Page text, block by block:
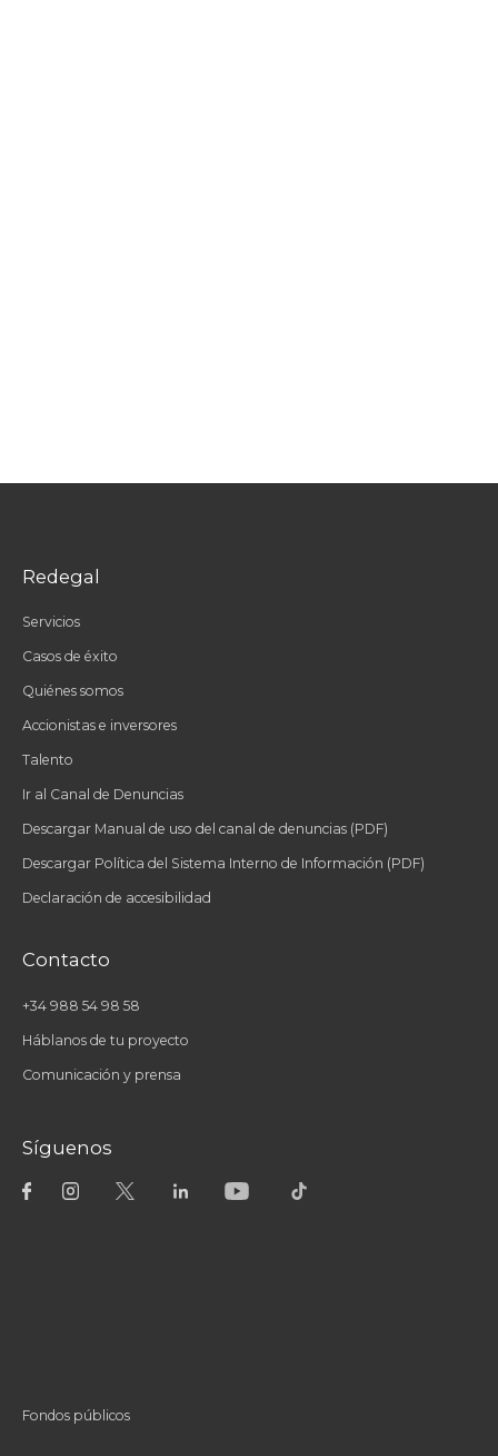
Redegal
Servicios
Casos de éxito
Quiénes somos
Accionistas e inversores
Talento
Ir al Canal de Denuncias
Descargar Manual de uso del canal de denuncias (PDF)
Descargar Política del Sistema Interno de Información (PDF)
Declaración de accesibilidad
Contacto
+34 988 54 98 58
Háblanos de tu proyecto
Comunicación y prensa
Síguenos
Fondos públicos